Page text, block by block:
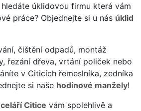
hledáte úklidovou firmu která vám
práce? Objednejte si u nás úklid
čištění odpadů, montáž
řezání dřeva, vrtání poliček nebo
v Citicích řemeslníka, zedníka
si naše hodinové manžely!
Citice vám spolehlivě a